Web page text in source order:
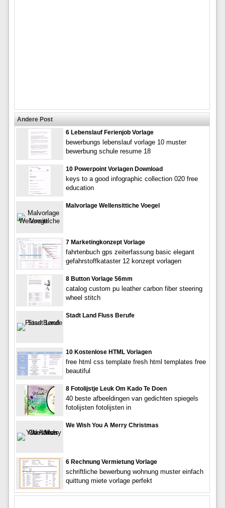
Andere Post
6 Lebenslauf Ferienjob Vorlage
bewerbungs lebenslauf vorlage 10 muster
bewerbung schule resume 18
10 Powerpoint Vorlagen Download
keys to a good infographic collection 020 free
education
Malvorlage Wellensittiche Voegel
7 Marketingkonzept Vorlage
fahrtenbuch gps zeiterfassung basic elegant
gefahrstoffkataster 12 konzept vorlagen
8 Button Vorlage 56mm
catalog custom pu leather carbon fiber steering
wheel stitch
Stadt Land Fluss Berufe
10 Kostenlose HTML Vorlagen
free html css template fresh html templates free
beautiful
8 Fotolijstje Leuk Om Kado Te Doen
40 beste afbeeldingen van gedichten spiegels
fotolijsten fotolijsten in
We Wish You A Merry Christmas
6 Rechnung Vermietung Vorlage
schriftliche bewerbung wohnung muster einfach
quittung miete vorlage perfekt